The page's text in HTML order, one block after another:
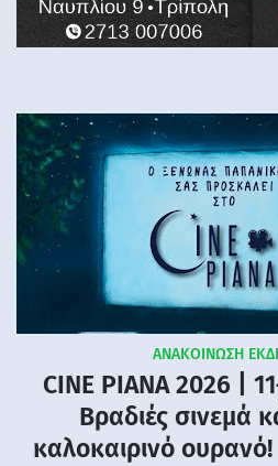
ΑΝΑΚΟΙΝΩΣΗ
CINE PIANA 2026 |
Βραδιές σινεμά
καλοκαιρινό